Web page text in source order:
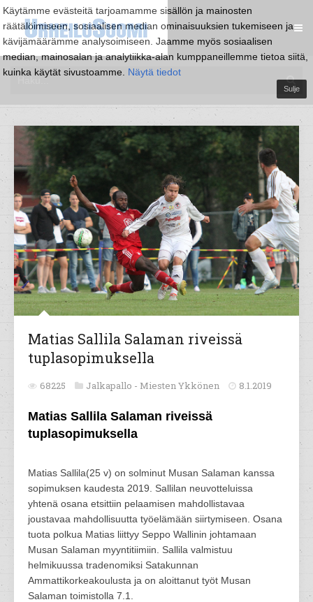
Käytämme evästeitä tarjoamamme sisällön ja mainosten
räätälöimiseen, sosiaalisen median ominaisuuksien tukemiseen ja
kävijämäärämme analysoimiseen. Jaamme myös sosiaalisen
median, mainosalan ja analytiikka-alan kumppaneillemme tietoa siitä,
kuinka käytät sivustoamme. Näytä tiedot
Sulje
Matias Sallila Salaman riveissä
tuplasopimuksella
68225 Jalkapallo - Miesten Ykkönen 8.1.2019
Matias Sallila Salaman riveissä
tuplasopimuksella
Matias Sallila(25 v) on solminut Musan Salaman kanssa
sopimuksen kaudesta 2019. Sallilan neuvotteluissa
yhtenä osana etsittiin pelaamisen mahdollistavaa
joustavaa mahdollisuutta työelämään siirtymiseen. Osana
tuota polkua Matias liittyy Seppo Wallinin johtamaan
Musan Salaman myyntitiimiin. Sallila valmistuu
helmikuussa tradenomiksi Satakunnan
Ammattikorkeakoulusta ja on aloittanut työt Musan
Salaman toimistolla 7.1.